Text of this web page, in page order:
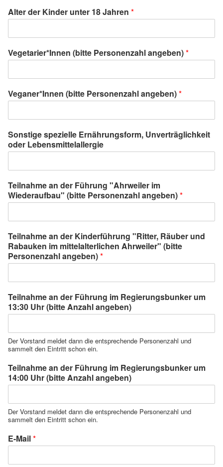
Alter der Kinder unter 18 Jahren *
Vegetarier*Innen (bitte Personenzahl angeben)*
Veganer*Innen (bitte Personenzahl angeben)*
Sonstige spezielle Ernährungsform, Unverträglichkeit
oder Lebensmittelallergie
Teilnahme an der Führung "Ahrweiler im
Wiederaufbau" (bitte Personenzahl angeben)*
Teilnahme an der Kinderführung "Ritter, Räuber und
Rabauken im mittelalterlichen Ahrweiler" (bitte
Personenzahl angeben)*
Teilnahme an der Führung im Regierungsbunker um
13:30 Uhr (bitte Anzahl angeben)
Der Vorstand meldet dann die entsprechende Personenzahl und
sammelt den Eintritt schon ein.
Teilnahme an der Führung im Regierungsbunker um
14:00 Uhr (bitte Anzahl angeben)
Der Vorstand meldet dann die entsprechende Personenzahl und
sammelt den Eintritt schon ein.
E-Mail*